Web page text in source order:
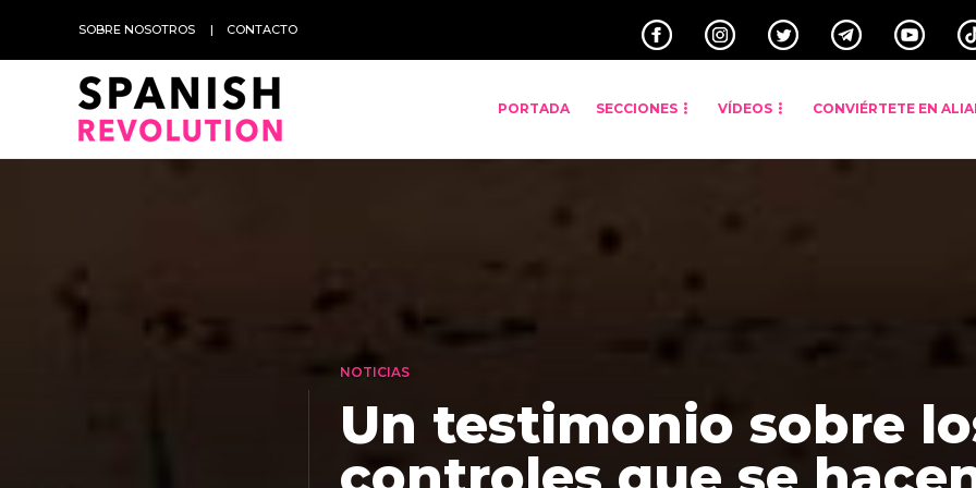
SOBRE NOSOTROS CONTACTO
PORTADA SECCIONES VÍDEOS CONVIÉRTETE EN
NOTICIAS
Un testimonio sobre